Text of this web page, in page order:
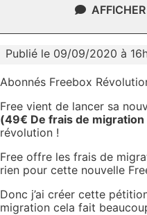
Publié le 09/09/2020 à
Abonnés Freebox
Free vient de lancer sa
(49€ De frais de
révolution !
Free offre les frais de
rien pour cette nouvelle
Donc j’ai créer cette
migration cela fait